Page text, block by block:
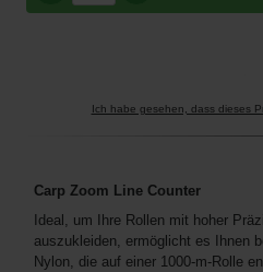
Ich habe gesehen, dass dieses
Carp Zoom Line Counter
Ideal, um Ihre Rollen mit hoher
auszukleiden, ermöglicht es Ihnen
Nylon, die auf einer 1000-m-Rolle